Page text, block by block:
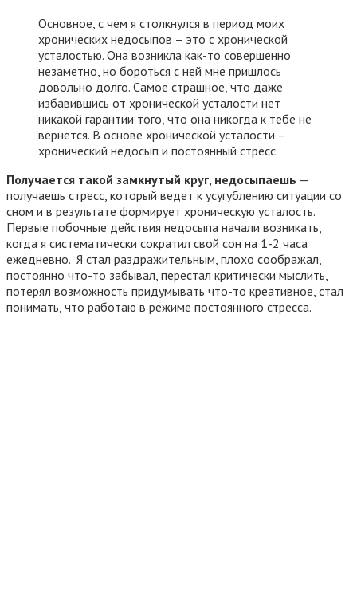
Основное, с чем я столкнулся в период моих
хронических недосыпов – это с хронической
усталостью. Она возникла как-то совершенно
незаметно, но бороться с ней мне пришлось
довольно долго. Самое страшное, что даже
избавившись от хронической усталости нет
никакой гарантии того, что она никогда к тебе не
вернется. В основе хронической усталости –
хронический недосып и постоянный стресс.
Получается такой замкнутый круг, недосыпаешь —
получаешь стресс, который ведет к усугублению ситуации со
сном и в результате формирует хроническую усталость.
Первые побочные действия недосыпа начали возникать,
когда я систематически сократил свой сон на 1-2 часа
ежедневно. Я стал раздражительным, плохо соображал,
постоянно что-то забывал, перестал критически мыслить,
потерял возможность придумывать что-то креативное, стал
понимать, что работаю в режиме постоянного стресса.